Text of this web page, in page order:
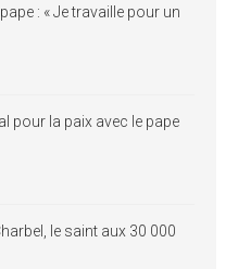
: « Je travaille pour un
pour la paix avec le pape
le saint aux 30 000